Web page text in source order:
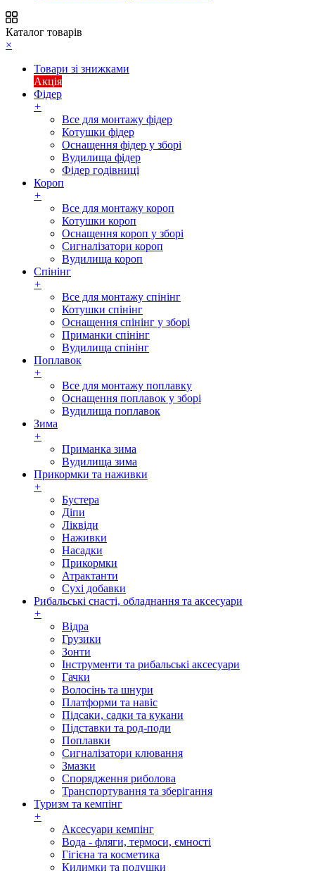
Каталог товарів
×
Товари зі знижками
Акція
Фідер
+
Все для монтажу фідер
Котушки фідер
Оснащення фідер у зборі
Вудилища фідер
Фідер годівниці
Короп
+
Все для монтажу короп
Котушки короп
Оснащення короп у зборі
Сигналізатори короп
Вудилища короп
Спінінг
+
Все для монтажу спінінг
Котушки спінінг
Оснащення спінінг у зборі
Приманки спінінг
Вудилища спінінг
Поплавок
+
Все для монтажу поплавку
Оснащення поплавок у зборі
Вудилища поплавок
Зима
+
Приманка зима
Вудилища зима
Прикормки та наживки
+
Бустера
Діпи
Ліквіди
Наживки
Насадки
Прикормки
Атрактанти
Сухі добавки
Рибальські снасті, обладнання та аксесуари
+
Відра
Грузики
Зонти
Інструменти та рибальські аксесуари
Гачки
Волосінь та шнури
Платформи та навіс
Підсаки, садки та кукани
Підставки та род-поди
Поплавки
Сигналізатори клювання
Змазки
Спорядження риболова
Транспортування та зберігання
Туризм та кемпінг
+
Аксесуари кемпінг
Вода - фляги, термоси, ємності
Гігієна та косметика
Килимки та подушки